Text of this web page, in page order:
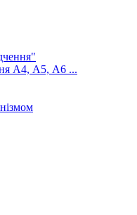
А4, А5, А6 ...